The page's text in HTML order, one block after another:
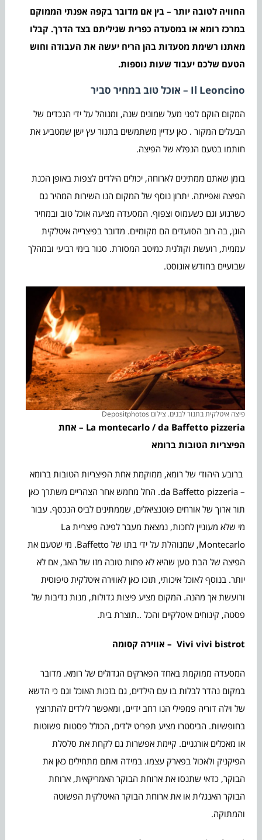
החוויה לטובה יותר – בין אם מדובר בקפה אפנתי הממוקם
במרכז רומא או במסעדה כפרית שגיליתם בצד הדרך. קבלו
מאתנו רשימת מסעדות בהן הריח יעשה את העבודה וחוש
הטעם שלכם יעבוד שעות נוספות.
Il Leoncino – אוכל טוב במחיר סביר
המקום הוקם לפני מעל שמונים שנה, ומנוהל על ידי הנכדים של
הבעלים המקור . כאן עדיין משתמשים בתנור עץ ישן שמטביע את
חותמו בטעם הנפלא של הפיצה.
בזמן שאתם ממתינים לארוחה, יכולים הילדים לצפות באופן הכנת
הפיצה ואפייתה. יתרון נוסף של המקום הנו השירות המהיר גם
כשרגוע וגם כשעמוס וצפוף. המסעדה מציעה אוכל טוב ובמחיר
הוגן, בה רוב הסועדים הם מקומיים. מדובר בפיצרייה איטלקית
עממית, רועשת וקולנית כמיטב המסורת. סגור בימי רביעי ובמהלך
שבועיים בחודש אוגוסט.
פיצה איטלקית בתנור לבנים. צילום Depositphotos
La montecarlo / da Baffetto pizzeria – אחת
הפיצריות הטובות ברומא
ברובע היהודי של רומא, ממוקמת אחת הפיצריות הטובות ברומא
– da Baffetto pizzeria. החל מחמש אחר הצהריים משתרך כאן
תור ארוך של אורחים פוטנציאלים, שממתינים לביס הנכסף. עבור
מי שלא מעוניין לחכות, נמצאת מעבר לפינה פיצריית La
Montecarlo, שמנוהלת על ידי בתו של Baffetto. מי שטעם את
הפיצה של הבת טען שהיא לא פחות טובה מזו של האב, אם לא
יותר. בנוסף לאוכל איכותי, תזכו כאן לאווירה איטלקית טיפוסית
ורועשת אך מהנה. המקום מציע פיצות גדולות, מנות נדיבות של
פסטה, קינוחים איטלקיים והכל ..תוצרת בית.
Vivi vivi bistrot – אווירה קסומה
המסעדה ממוקמת באחד הפארקים הגדולים של רומא. מדובר
במקום נהדר לבלות בו עם הילדים, גם בזכות האוכל וגם כי הדשא
של וילה דוריה פמפילי הנו רחב ידיים, ומאפשר לילדים להתרוצץ
בחופשיות. הביסטרו מציע תפריט ילדים, הכולל פסטות פשוטות
או מאכלים אורגניים. קיימת אפשרות גם לקחת את סלסלת
הפיקניק ולאכול בפארק עצמו. במידה ואתם מתחילים כאן את
הבוקר, כדאי שתנסו את ארוחת הבוקר האמריקאית, ארוחת
הבוקר האנגלית או את ארוחת הבוקר האיטלקית הפשוטה
והמתוקה.